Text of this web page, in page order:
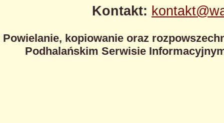
Kontakt:
Powielanie, kopiowanie oraz
Podhalańskim Serwisie